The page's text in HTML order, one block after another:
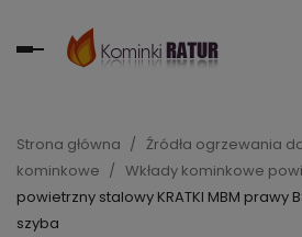
Toggle
Strona główna Źródła ogrzewania
kominkowe
Wkłady kominkowe
powietrzny stalowy KRATKI MBM prawy
szyba